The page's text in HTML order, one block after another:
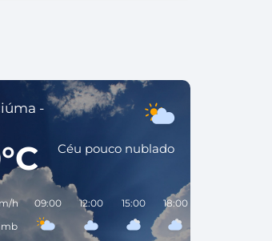
-
Céu pouco nublado
h
mb
09:00 12:00 15:00 18:00